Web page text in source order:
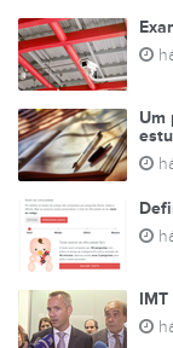
Um